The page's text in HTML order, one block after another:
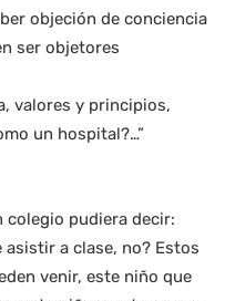
objeción de conciencia
ser objetores
valores y principios,
un hospital?…”
colegio pudiera decir:
a clase, no? Estos
venir, este niño que